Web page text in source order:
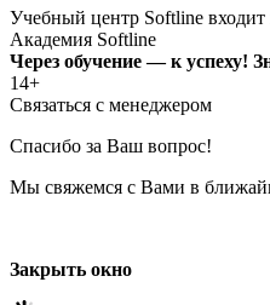
Учебный центр Softline входит
Академия Softline
Через обучение — к успеху!
14+
Связаться с менеджером
Спасибо за Ваш вопрос!
Мы свяжемся с Вами в
Закрыть окно